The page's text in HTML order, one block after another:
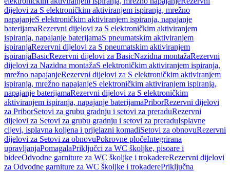
dijelovi za S elektroničkim aktiviranjem ispiranja, mrežno
napajanjeS elektroničkim aktiviranjem ispiranja, napajanje
baterijamaRezervni dijelovi za S elektroničkim aktiviranjem
ispiranja, napajanje baterijamaS pneumatskim aktiviranjem
ispiranjaRezervni dijelovi za S pneumatskim aktiviranjem
ispiranjaBasicRezervni dijelovi za BasicNazidna montažaRezervni
dijelovi za Nazidna montažaS elektroničkim aktiviranjem ispiranja,
mrežno napajanjeRezervni dijelovi za S elektroničkim aktiviranjem
ispiranja, mrežno napajanjeS elektroničkim aktiviranjem ispiranja,
napajanje baterijamaRezervni dijelovi za S elektroničkim
aktiviranjem ispiranja, napajanje baterijamaPriborRezervni dijelovi
za PriborSetovi za grubu gradnju i setovi za preraduRezervni
dijelovi za Setovi za grubu gradnju i setovi za preraduIsplavne
cijevi, isplavna koljena i prijelazni komadiSetovi za obnovuRezervni
dijelovi za Setovi za obnovuPokrovne pločeIntegrirana
upravljanjaPomagalaPriključci za WC školjke, pisoare i
bideeOdvodne garniture za WC školjke i trokadereRezervni dijelovi
za Odvodne garniture za WC školjke i trokaderePriključna